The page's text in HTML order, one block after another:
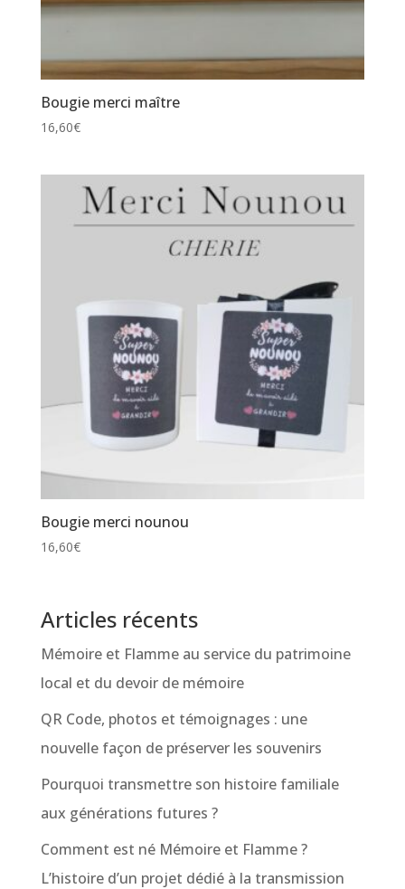
Bougie merci maître
16,60€
Bougie merci nounou
16,60€
Articles récents
Mémoire et Flamme au service du patrimoine
local et du devoir de mémoire
QR Code, photos et témoignages : une
nouvelle façon de préserver les souvenirs
Pourquoi transmettre son histoire familiale
aux générations futures ?
Comment est né Mémoire et Flamme ?
L’histoire d’un projet dédié à la transmission